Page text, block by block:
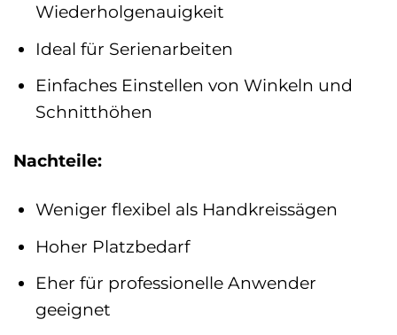
Wiederholgenauigkeit
Ideal für Serienarbeiten
Einfaches Einstellen von Winkeln und
Schnitthöhen
Nachteile:
Weniger flexibel als Handkreissägen
Hoher Platzbedarf
Eher für professionelle Anwender
geeignet